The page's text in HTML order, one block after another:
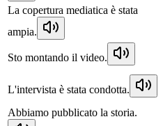
La copertura mediatica è stata
ampia.
Sto montando il video.
L'intervista è stata condotta.
Abbiamo pubblicato la storia.